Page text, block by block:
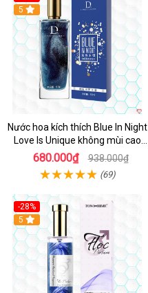
5
Nước hoa kích thích Blue In Night
Love Is Unique không mùi cao
cấp 50ml
680.000₫ 938.000₫
(69)
-28%
5